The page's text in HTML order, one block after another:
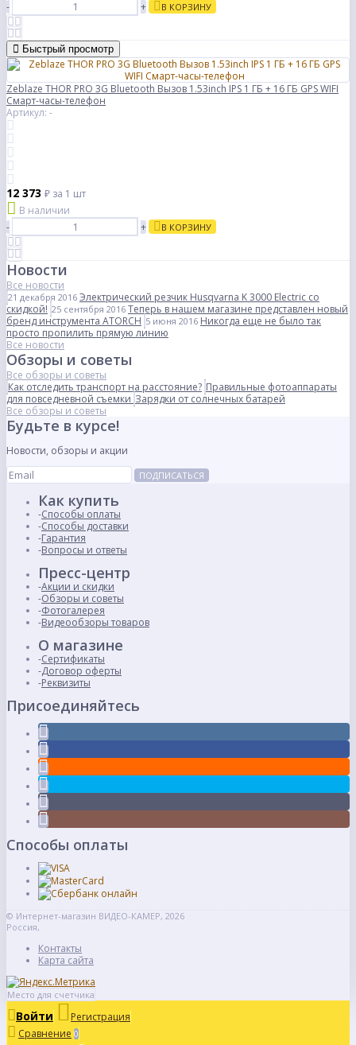
-
+ В КОРЗИНУ
Быстрый просмотр
Zeblaze THOR PRO 3G Bluetooth Вызов 1.53inch IPS 1 ГБ + 16 ГБ GPS WIFI
Смарт-часы-телефон
Артикул: -
12 373 ₽ за 1 шт
В наличии
-
+ В КОРЗИНУ
Новости
Все новости
21 декабря 2016 Электрический резчик Husqvarna K 3000 Electric со
скидкой! 25 сентября 2016 Теперь в нашем магазине представлен новый
бренд инструмента ATORCH 5 июня 2016 Никогда еще не было так
просто пропилить прямую линию
Все новости
Обзоры и советы
Все обзоры и советы
Как отследить транспорт на расстояние? Правильные фотоаппараты
для повседневной съемки Зарядки от солнечных батарей
Все обзоры и советы
Будьте в курсе!
Новости, обзоры и акции
ПОДПИСАТЬСЯ
Как купить
Способы оплаты
Способы доставки
Гарантия
Вопросы и ответы
Пресс-центр
Акции и скидки
Обзоры и советы
Фотогалерея
Видеообзоры товаров
О магазине
Сертификаты
Договор оферты
Реквизиты
Присоединяйтесь
Способы оплаты
© Интернет-магазин ВИДЕО-КАМЕР, 2026
Россия,
Контакты
Карта сайта
Место для счетчика
Войти
Регистрация
Сравнение 0